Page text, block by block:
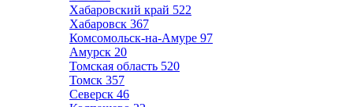
Хабаровский край 522
Хабаровск 367
Комсомольск-на-Амуре 97
Амурск 20
Томская область 520
Томск 357
Северск 46